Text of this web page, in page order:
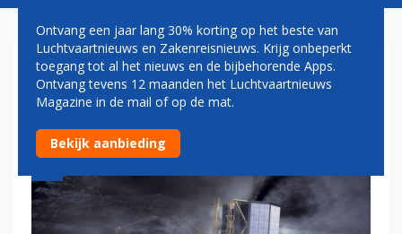
RACE TEGEN DE KLOK OP
KOMEET
Ontvang een jaar lang 30% korting op het beste van
Luchtvaartnieuws en Zakenreisnieuws. Krijg onbeperkt
toegang tot al het nieuws en de bijbehorende Apps.
Ontvang tevens 12 maanden het Luchtvaartnieuws
Magazine in de mail of op de mat.
Bekijk aanbieding